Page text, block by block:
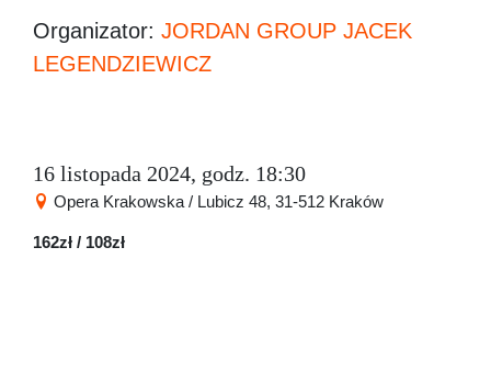
Organizator: JORDAN GROUP JACEK
LEGENDZIEWICZ
16 listopada 2024, godz. 18:30
Opera Krakowska / Lubicz 48, 31-512 Kraków
162zł / 108zł